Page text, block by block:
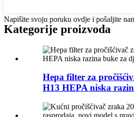
Napišite svoju poruku ovdje i pošaljite
Kategorije proizvoda
Hepa filter za
H13 HEPA niska